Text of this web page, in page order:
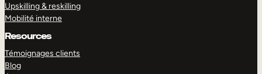
Upskilling & reskilling
Mobilité interne
Resources
Témoignages clients
Blog